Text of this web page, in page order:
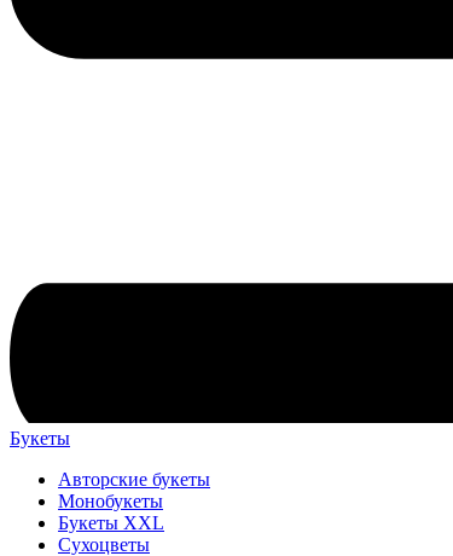
Букеты
Авторские букеты
Монобукеты
Букеты XXL
Сухоцветы